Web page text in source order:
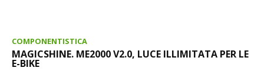
COMPONENTISTICA
MAGICSHINE. ME2000 V2.0, LUCE ILLIMITATA PER LE
E-BIKE